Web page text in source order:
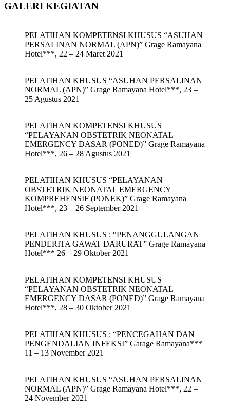
GALERI KEGIATAN
PELATIHAN KOMPETENSI KHUSUS “ASUHAN
PERSALINAN NORMAL (APN)” Grage Ramayana
Hotel***, 22 – 24 Maret 2021
PELATIHAN KHUSUS “ASUHAN PERSALINAN
NORMAL (APN)” Grage Ramayana Hotel***, 23 –
25 Agustus 2021
PELATIHAN KOMPETENSI KHUSUS
“PELAYANAN OBSTETRIK NEONATAL
EMERGENCY DASAR (PONED)” Grage Ramayana
Hotel***, 26 – 28 Agustus 2021
PELATIHAN KHUSUS “PELAYANAN
OBSTETRIK NEONATAL EMERGENCY
KOMPREHENSIF (PONEK)” Grage Ramayana
Hotel***, 23 – 26 September 2021
PELATIHAN KHUSUS : “PENANGGULANGAN
PENDERITA GAWAT DARURAT” Grage Ramayana
Hotel*** 26 – 29 Oktober 2021
PELATIHAN KOMPETENSI KHUSUS
“PELAYANAN OBSTETRIK NEONATAL
EMERGENCY DASAR (PONED)” Grage Ramayana
Hotel***, 28 – 30 Oktober 2021
PELATIHAN KHUSUS : “PENCEGAHAN DAN
PENGENDALIAN INFEKSI” Garage Ramayana***
11 – 13 November 2021
PELATIHAN KHUSUS “ASUHAN PERSALINAN
NORMAL (APN)” Grage Ramayana Hotel***, 22 –
24 November 2021